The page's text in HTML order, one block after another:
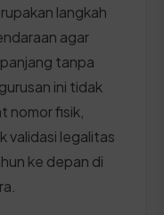
langkah
agar
tanpa
ini tidak
nomor fisik,
validasi legalitas
ke depan di